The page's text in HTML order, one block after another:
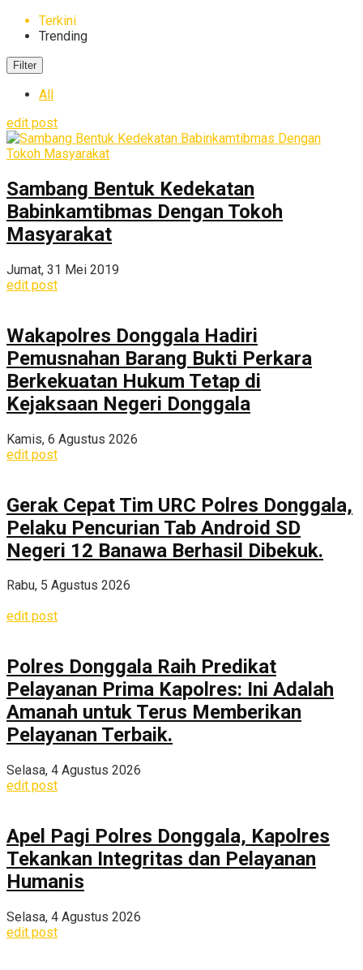
Terkini
Trending
Filter
All
edit post
Sambang Bentuk Kedekatan
Babinkamtibmas Dengan Tokoh
Masyarakat
Jumat, 31 Mei 2019
edit post
Wakapolres Donggala Hadiri
Pemusnahan Barang Bukti Perkara
Berkekuatan Hukum Tetap di
Kejaksaan Negeri Donggala
Kamis, 6 Agustus 2026
edit post
Gerak Cepat Tim URC Polres Donggala,
Pelaku Pencurian Tab Android SD
Negeri 12 Banawa Berhasil Dibekuk.
Rabu, 5 Agustus 2026
edit post
Polres Donggala Raih Predikat
Pelayanan Prima Kapolres: Ini Adalah
Amanah untuk Terus Memberikan
Pelayanan Terbaik.
Selasa, 4 Agustus 2026
edit post
Apel Pagi Polres Donggala, Kapolres
Tekankan Integritas dan Pelayanan
Humanis
Selasa, 4 Agustus 2026
edit post